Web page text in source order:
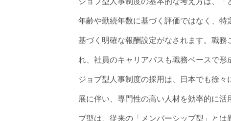
年齢や勤続年数に基づく評価ではなく、
基づく明確な報酬設定がなされます。職
れ、社員のキャリアパスも職務ベースで形
ジョブ型人事制度の採用は、日本でも徐
展に伴い、専門性の高い人材を効率的に
ブ型は、従来の「メンバーシップ型」と